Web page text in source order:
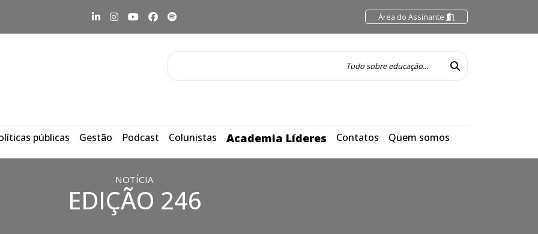
Área do Assinante
públicas Gestão Podcast Colunistas Academia Líderes Contatos Quem somos
NOTÍCIA
EDIÇÃO 246